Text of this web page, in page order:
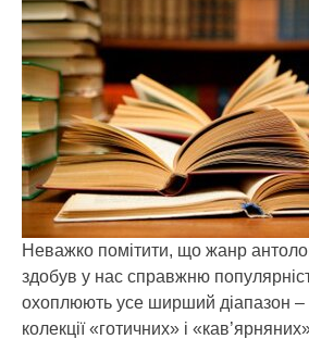
Неважко помітити, що жанр
здобув у нас справжню
охоплюють усе ширший діапазон –
колекції «готичних» і